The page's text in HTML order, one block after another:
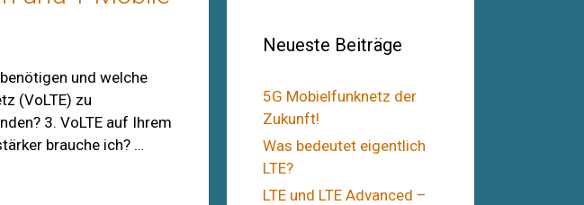
und welche
(VoLTE) zu
3. VoLTE auf Ihrem
brauche ich? …
Neueste Beiträge
5G Mobielfunknetz der
Zukunft!
Was bedeutet eigentlich
LTE?
LTE und LTE Advanced –